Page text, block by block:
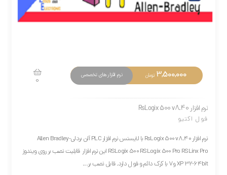
3,500,000 تومان نرم افزار های تخصصی
0
نرم افزار RsLogix 500 v8.40
فول اکتیو
نرم افزار RsLogix 500 v8.40 با لایسنس نرم افزار PLC آلن بردلی-Allen Bradley
RSLogix 500 RSLogix 500 Pro RSLinx Pro این نرم افزار قابلیت نصب بر روی ویندوز
XP 32-64bit و7 با کرک دائم و فول دارد. قابل نصب بر...